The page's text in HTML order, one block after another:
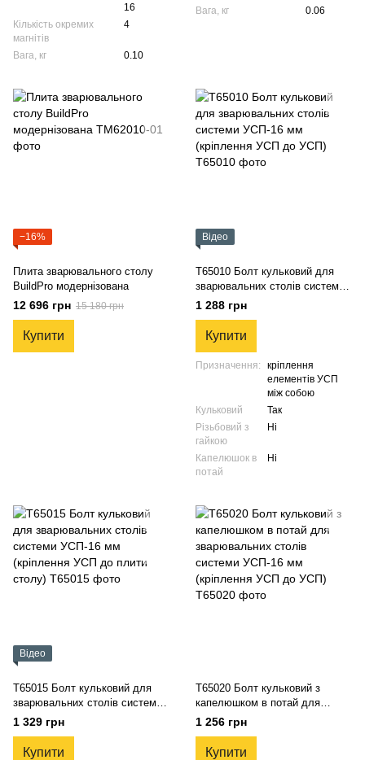
16
Кількість окремих
магнітів
4
Вага, кг 0.10
Вага, кг
0.06
−16%
Плита зварювального столу
BuildPro модернізована
12 696 грн 15 180 грн
Купити
Відео
T65010 Болт кульковий для
зварювальних столів системи
УСП-16 мм (кріплення УСП до
1 288 грн
Купити
Призначення:
кріплення
елементів УСП
між собою
Кульковий
Так
Різьбовий з
гайкою
Ні
Капелюшок в
потай
Ні
Відео
T65015 Болт кульковий для
зварювальних столів системи
УСП-16 мм (кріплення УСП до
плити столу)
1 329 грн
Купити
T65020 Болт кульковий з
капелюшком в потай для
зварювальних столів системи
УСП-16 мм (кріплення УСП до
УСП)
1 256 грн
Купити